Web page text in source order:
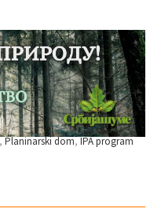
Planinarski dom IPA program